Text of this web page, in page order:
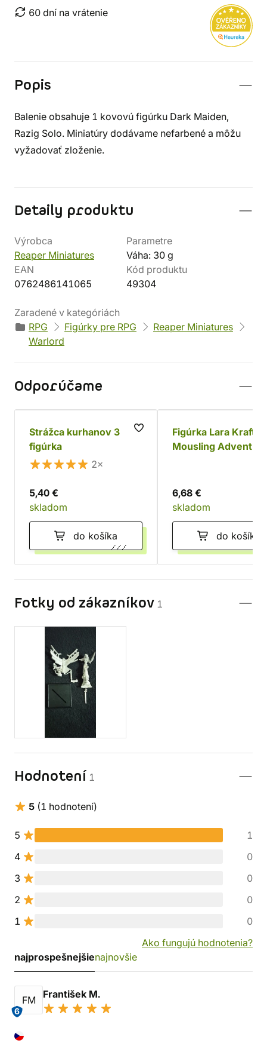
60 dní na vrátenie
Popis
Balenie obsahuje 1 kovovú figúrku Dark Maiden,
Razig Solo. Miniatúry dodávame nefarbené a môžu
vyžadovať zloženie.
Detaily produktu
Výrobca
Reaper Miniatures
Parametre
Váha: 30 g
EAN
0762486141065
Kód produktu
49304
Zaradené v kategóriách
RPG
Figúrky pre RPG
Reaper Miniatures
Warlord
Odporúčame
Strážca kurhanov 3
figúrka
2×
5,40 €
skladom
do košíka
Figúrka Lara Kraft,
Mousling
6,68 €
skladom
do košíka
Fotky od zákazníkov 1
Hodnotení 1
5 (1 hodnotení)
5
1
4
0
3
0
2
0
1
0
Ako fungujú hodnotenia?
najprospešnejšienajnovšie
FM
6
František M.